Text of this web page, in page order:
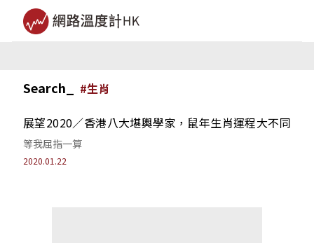
Search_ #生肖
展望2020／香港八大堪輿學家，鼠年生肖運程大不同
等我屈指一算
2020.01.22